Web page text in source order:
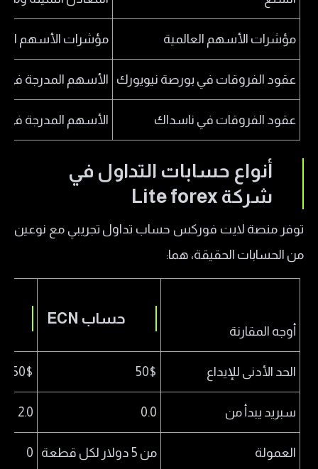
مؤشرات الأسهم العالمية مؤشرات الأسهم
عقود الفروقات في بورصة نيويورك الأسهم المدرجة في
عقود الفروقات في ناسداك الأسهم المدرجة في
أنواع حسابات التداول في
شركة Lite forex
توفر منصة لايت فوركس حساب تداول تجريبي مع نوعين
من الحسابات الحقيقة، هما:
أوجه المقارنة
حساب ECN
الحد الأدنى للإيداع 50$
50$
سبريد يبدأ من 0.0
2.0
العمولة من 5 دولار لكل قطعة 0